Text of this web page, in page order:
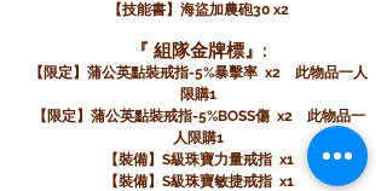
【技能書】海盜加農砲30 x2
『 組隊金牌標』:
【限定】蒲公英點裝戒指-5%暴擊率 x2 此物品一人
限購1
【限定】蒲公英點裝戒指-5%BOSS傷 x2 此物品一
人限購1
【裝備】S級珠寶力量戒指 x1
【裝備】S級珠寶敏捷戒指 x1